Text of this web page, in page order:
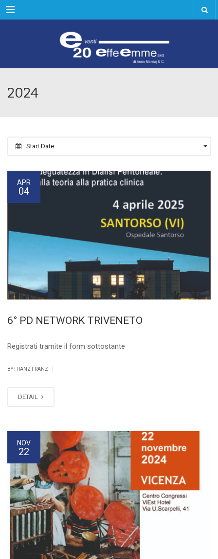
Menu
2024
Start Date
APR
04
6° PD NETWORK TRIVENETO
Registrati tramite il form sottostante
BY FRANZ FRANZ
DETAIL
NOV
22